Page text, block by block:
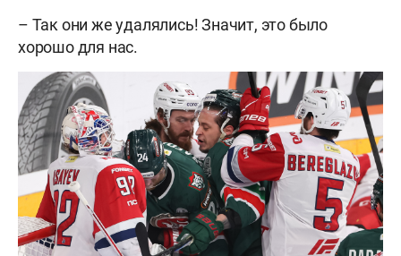
– Так они же удалялись! Значит, это было
хорошо для нас.